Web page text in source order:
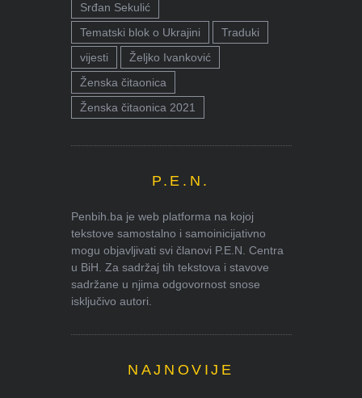
Srđan Sekulić
Tematski blok o Ukrajini
Traduki
vijesti
Željko Ivanković
Ženska čitaonica
Ženska čitaonica 2021
P.E.N.
Penbih.ba je web platforma na kojoj
tekstove samostalno i samoinicijativno
mogu objavljivati svi članovi P.E.N. Centra
u BiH. Za sadržaj tih tekstova i stavove
sadržane u njima odgovornost snose
isključivo autori.
NAJNOVIJE